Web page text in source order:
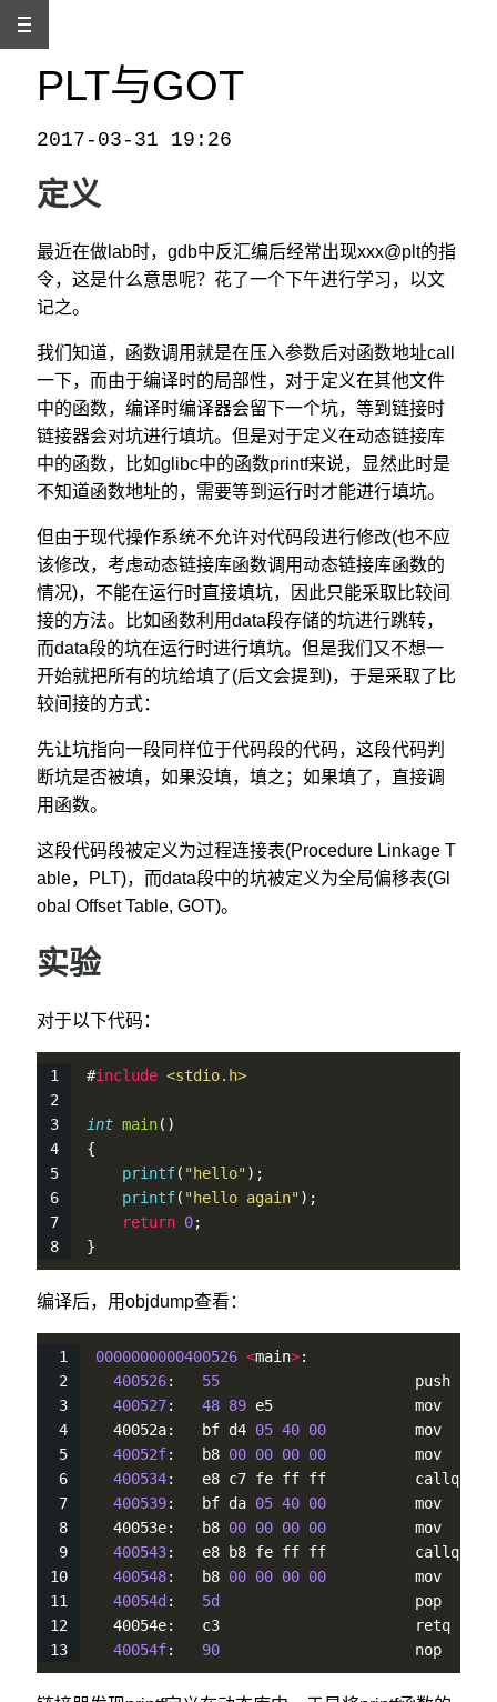
PLT与GOT
2017-03-31 19:26
定义
最近在做lab时，gdb中反汇编后经常出现xxx@plt的指
令，这是什么意思呢？花了一个下午进行学习，以文
记之。
我们知道，函数调用就是在压入参数后对函数地址call
一下，而由于编译时的局部性，对于定义在其他文件
中的函数，编译时编译器会留下一个坑，等到链接时
链接器会对坑进行填坑。但是对于定义在动态链接库
中的函数，比如glibc中的函数printf来说，显然此时是
不知道函数地址的，需要等到运行时才能进行填坑。
但由于现代操作系统不允许对代码段进行修改(也不应
该修改，考虑动态链接库函数调用动态链接库函数的
情况)，不能在运行时直接填坑，因此只能采取比较间
接的方法。比如函数利用data段存储的坑进行跳转，
而data段的坑在运行时进行填坑。但是我们又不想一
开始就把所有的坑给填了(后文会提到)，于是采取了比
较间接的方式：
先让坑指向一段同样位于代码段的代码，这段代码判
断坑是否被填，如果没填，填之；如果填了，直接调
用函数。
这段代码段被定义为过程连接表(Procedure Linkage T
able，PLT)，而data段中的坑被定义为全局偏移表(Gl
obal Offset Table, GOT)。
实验
对于以下代码：
#include <stdio.h>
int main()
{
printf( "hello");
printf( "hello again");
return 0;
}
编译后，用objdump查看：
0000000000400526 <main>:
400526: 55
push
400527: 48 89 e5                mov
  40052a:   bf d4
05 40 00
          mov    $
40052f:   b8 00 00 00 00
          mov    $
400534:   e8 c7 fe ff ff          callq
400539:   bf da 05 40 00
          mov    $
  40053e:   b8
00 00 00 00
          mov    $
400543:   e8 b8 fe ff ff          callq
400548:   b8 00 00 00 00
          mov    $
40054d : 5d
pop
  40054e:   c3                      retq
40054f: 90
                      nop